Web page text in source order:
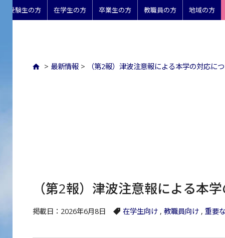
受験生の方 在学生の方 卒業生の方 教職員の方 地域の方
名桜大学 > 最新情報 > （第2報）津波注意報による本学の対応に
（第2報）津波注意報による本
掲載日：2026年6月8日 在学生向け , 教職員向け , 重要